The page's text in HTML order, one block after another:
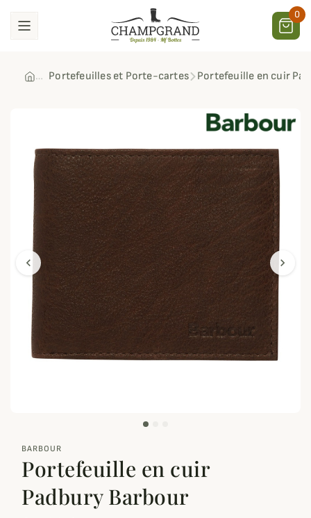
0
Portefeuilles et Porte-cartes Portefeuille en cuir
chevron_left chevron_right
BARBOUR
Portefeuille en cuir
Padbury Barbour